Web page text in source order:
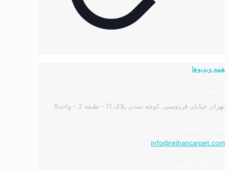
همه ویدیوها
تهران خیابان فردوسی, کوچه تمدن پلاک 11 - طبقه 2 - واحد8
info@reihancarpet.com